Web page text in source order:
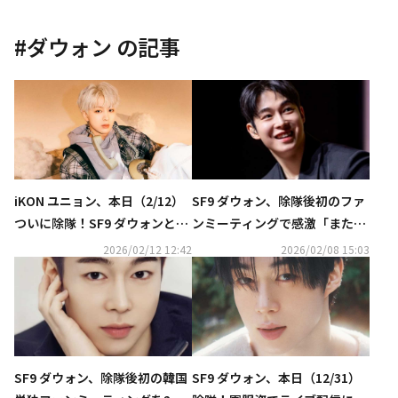
#ダウォン の記事
iKON ユニョン、本日（2/12）
ついに除隊！SF9 ダウォンと一
緒にダンスも…SNSでファンに
報告（動画あり）
2026/02/12 12:42
SF9 ダウォン、除隊後初のファ
ンミーティングで感激「また会
いに来てくれることは当たり前
ではない…本当にありがたい」
2026/02/08 15:03
SF9 ダウォン、除隊後初の韓国 SF9 ダウォン、本日（12/31）